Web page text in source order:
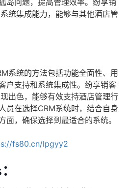
岛问题，提高管理效率。纷享销
统集成能力，能够与其他酒店管
系统的方法包括功能全面性、用
户支持和系统集成性。纷享销客
出色，能够有效支持酒店管理行
员在选择CRM系统时，结合自身
面，确保选择到最适合的系统。
fs80.cn/lpgyy2